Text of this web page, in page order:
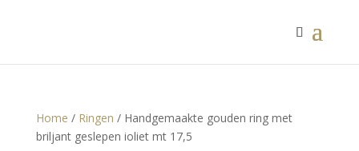
Home / Ringen / Handgemaakte gouden ring met
briljant geslepen ioliet mt 17,5